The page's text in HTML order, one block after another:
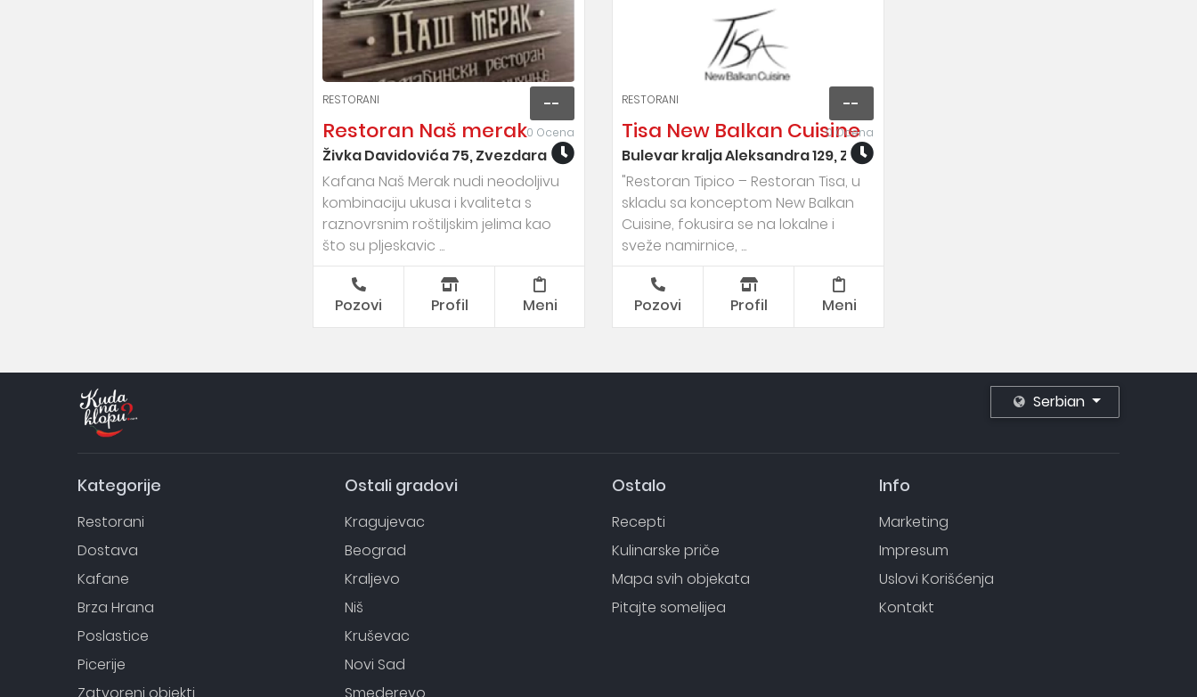
--
0 Ocena
RESTORANI
Restoran Naš merak
Živka Davidovića 75, Zvezdara
Kafana Naš Merak nudi neodoljivu
kombinaciju ukusa i kvaliteta s
raznovrsnim roštiljskim jelima kao
što su pljeskavic ...
Pozovi Profil Meni
--
0 Ocena
RESTORANI
Tisa New Balkan Cuisine
Bulevar kralja Aleksandra 129, Zvezdara
"Restoran Tipico – Restoran Tisa, u
skladu sa konceptom New Balkan
Cuisine, fokusira se na lokalne i
sveže namirnice, ...
Pozovi Profil Meni
Serbian
Kategorije
Restorani
Dostava
Kafane
Brza Hrana
Poslastice
Picerije
Ostali gradovi
Kragujevac
Beograd
Kraljevo
Niš
Kruševac
Novi Sad
Ostalo
Recepti
Kulinarske priče
Mapa svih objekata
Pitajte somelijea
Info
Marketing
Impresum
Uslovi Korišćenja
Kontakt